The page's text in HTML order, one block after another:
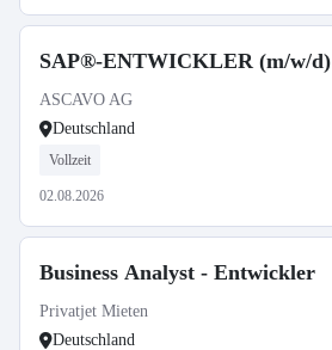
SAP®-ENTWICKLER (m/w/d)
ASCAVO AG
Deutschland
Vollzeit
02.08.2026
Business Analyst - Entwickler
Privatjet Mieten
Deutschland